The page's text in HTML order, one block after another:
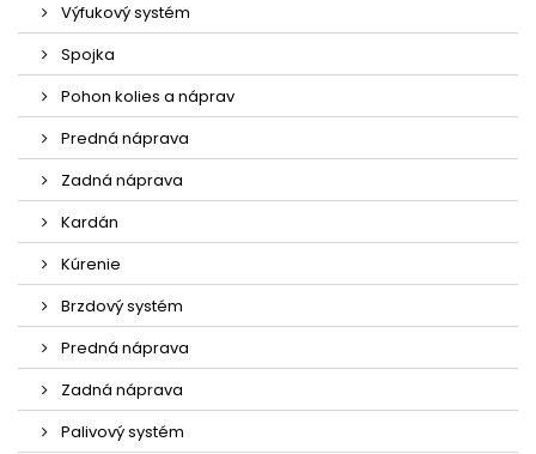
Výfukový systém
Spojka
Pohon kolies a náprav
Predná náprava
Zadná náprava
Kardán
Kúrenie
Brzdový systém
Predná náprava
Zadná náprava
Palivový systém